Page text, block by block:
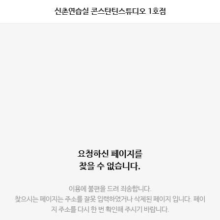
신촌연습실 콘스탄틴스튜디오 1호점
요청하신 페이지를
찾을 수 없습니다.
이용에 불편을 드려 죄송합니다.
찾으시는 페이지는 주소를 잘못 입력하였거나 삭제된 페이지 입니다. 페이
지 주소를 다시 한 번 확인해 주시기 바랍니다.